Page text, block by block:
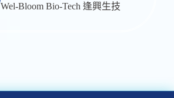
Wel-Bloom Bio-Tech 逢興生技